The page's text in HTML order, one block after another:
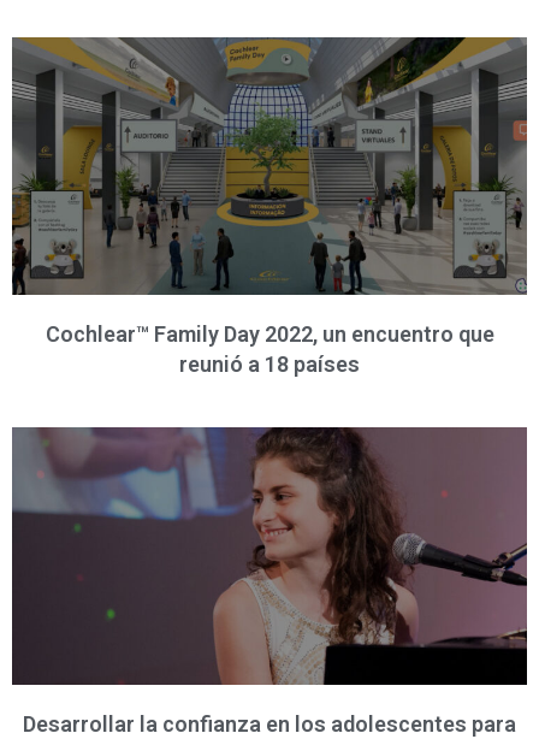
Cochlear™ Family Day 2022, un encuentro que
reunió a 18 países
Desarrollar la confianza en los adolescentes para